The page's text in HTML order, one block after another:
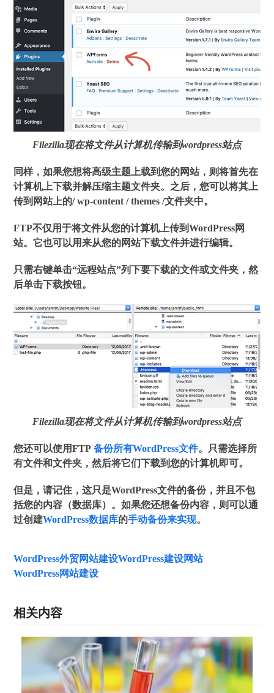
Filezilla现在将文件从计算机传输到wordpress站点
同样，如果您想将高级主题上载到您的网站，则将首先在
计算机上下载并解压缩主题文件夹。之后，您可以将其上
传到网站上的/ wp-content / themes /文件夹中。
FTP不仅用于将文件从您的计算机上传到WordPress网
站。它也可以用来从您的网站下载文件并进行编辑。
只需右键单击“远程站点”列下要下载的文件或文件夹，然
后单击下载按钮。
Filezilla现在将文件从计算机传输到wordpress站点
您还可以使用FTP备份所有WordPress文件。只需选择所
有文件和文件夹，然后将它们下载到您的计算机即可。
但是，请记住，这只是WordPress文件的备份，并且不包
括您的内容（数据库）。如果您还想备份内容，则可以通
过创建WordPress数据库的手动备份来实现。
WordPress外贸网站建设WordPress建设网站
WordPress网站建设
相关内容